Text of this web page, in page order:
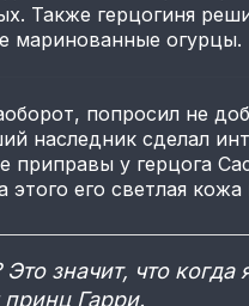
Также герцогиня
маринованные огурцы.
попросил не
наследник сделал
приправы у герцога
его светлая кожа
значит, что когда
Гарри.